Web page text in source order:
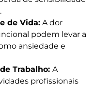
de Vida: A dor
podem levar a
ansiedade e
Trabalho: A
profissionais